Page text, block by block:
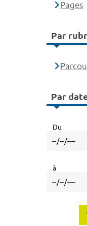
Pages
Par
Par
Du
à